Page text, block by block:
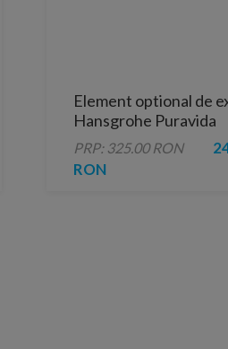
Element optional de
Hansgrohe Puravida
157x157 mm
PRP: 325.00 RON
RON